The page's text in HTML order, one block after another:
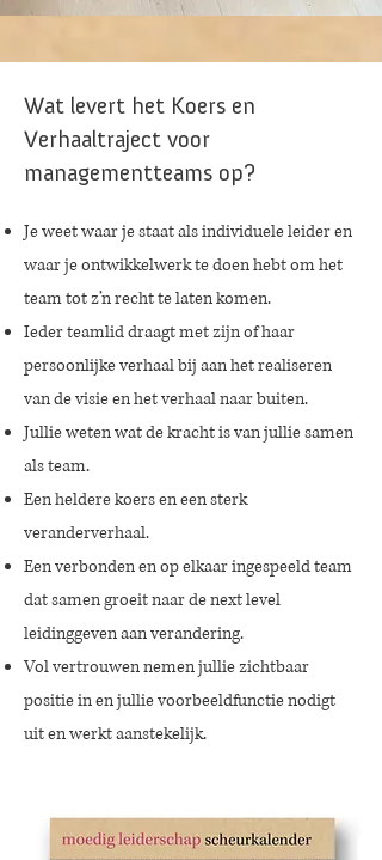
Wat levert het Koers en
Verhaaltraject voor
managementteams op?
Je weet waar je staat als individuele leider en
waar je ontwikkelwerk te doen hebt om het
team tot z’n recht te laten komen.
Ieder teamlid draagt met zijn of haar
persoonlijke verhaal bij aan het realiseren
van de visie en het verhaal naar buiten.
Jullie weten wat de kracht is van jullie samen
als team.
Een heldere koers en een sterk
veranderverhaal.
Een verbonden en op elkaar ingespeeld team
dat samen groeit naar de next level
leidinggeven aan verandering.
Vol vertrouwen nemen jullie zichtbaar
positie in en jullie voorbeeldfunctie nodigt
uit en werkt aanstekelijk.